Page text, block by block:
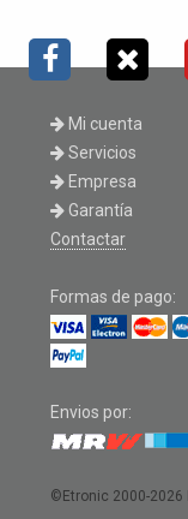
Mi cuenta
Servicios
Empresa
Garantía
Contactar
Formas de pago:
Envios por:
©Etronic 2000-2026